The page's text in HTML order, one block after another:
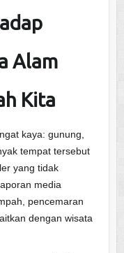
Alam
Kita
kaya: gunung,
tempat tersebut
yang tidak
media
pencemaran
dengan wisata